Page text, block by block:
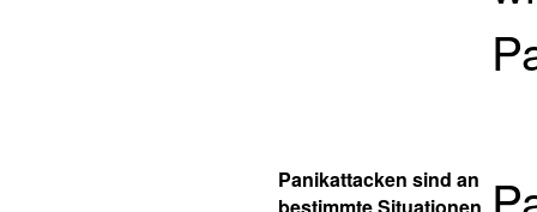
Panikattacken sind an